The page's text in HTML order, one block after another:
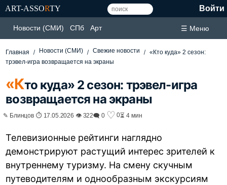
ART-ASSORTY Войти
Новости (СМИ) СПб Арт ☰ Меню
Главная Новости (СМИ) Свежие новости
«Кто куда» 2 сезон:
трэвел-игра возвращается на экраны
«Кто куда» 2 сезон: трэвел-игра
возвращается на экраны
✎ Блинцов ⏱ 17.05.2026 👁 322🗨 0 ♡ 0⏳ 4 мин
Телевизионные рейтинги наглядно
демонстрируют растущий интерес зрителей к
внутреннему туризму. На смену скучным
путеводителям и однообразным экскурсиям